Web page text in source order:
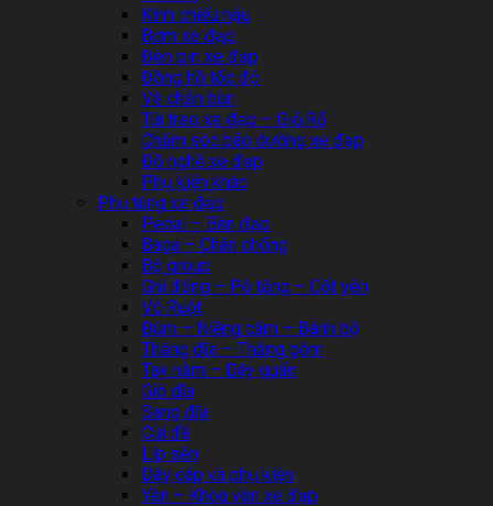
Kính chiếu hậu
Bơm xe đạp
Đèn pin xe đạp
Đồng hồ tốc độ
Vè chắn bùn
Túi treo xe đạp – Giỏ,Rổ
Chăm sóc bão dưỡng xe đạp
Đồ nghề xe đạp
Phụ kiện khác
Phụ tùng xe đạp
Pedal – Bàn đạp
Baga – Chân chống
Bộ group
Ghi đông – Pô tăng – Cốt yên
Vỏ Ruột
Đùm – Niềng căm – Bánh bộ
Thắng đĩa – Thắng gôm
Tay nắm – Dây quấn
Giò dĩa
Sang đĩa
Cùi đề
Líp sên
Dây cáp và phụ kiện
Yên – Khóa yên xe đạp